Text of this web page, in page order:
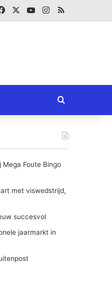
FacebookYouTubeInstagram
RSS
Zoeken naar
Foute Bingo
met viswedstrijd,
succesvol
jaarmarkt in